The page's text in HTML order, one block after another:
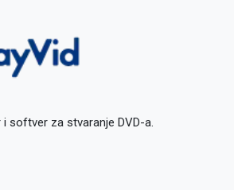
i softver za stvaranje DVD-a.